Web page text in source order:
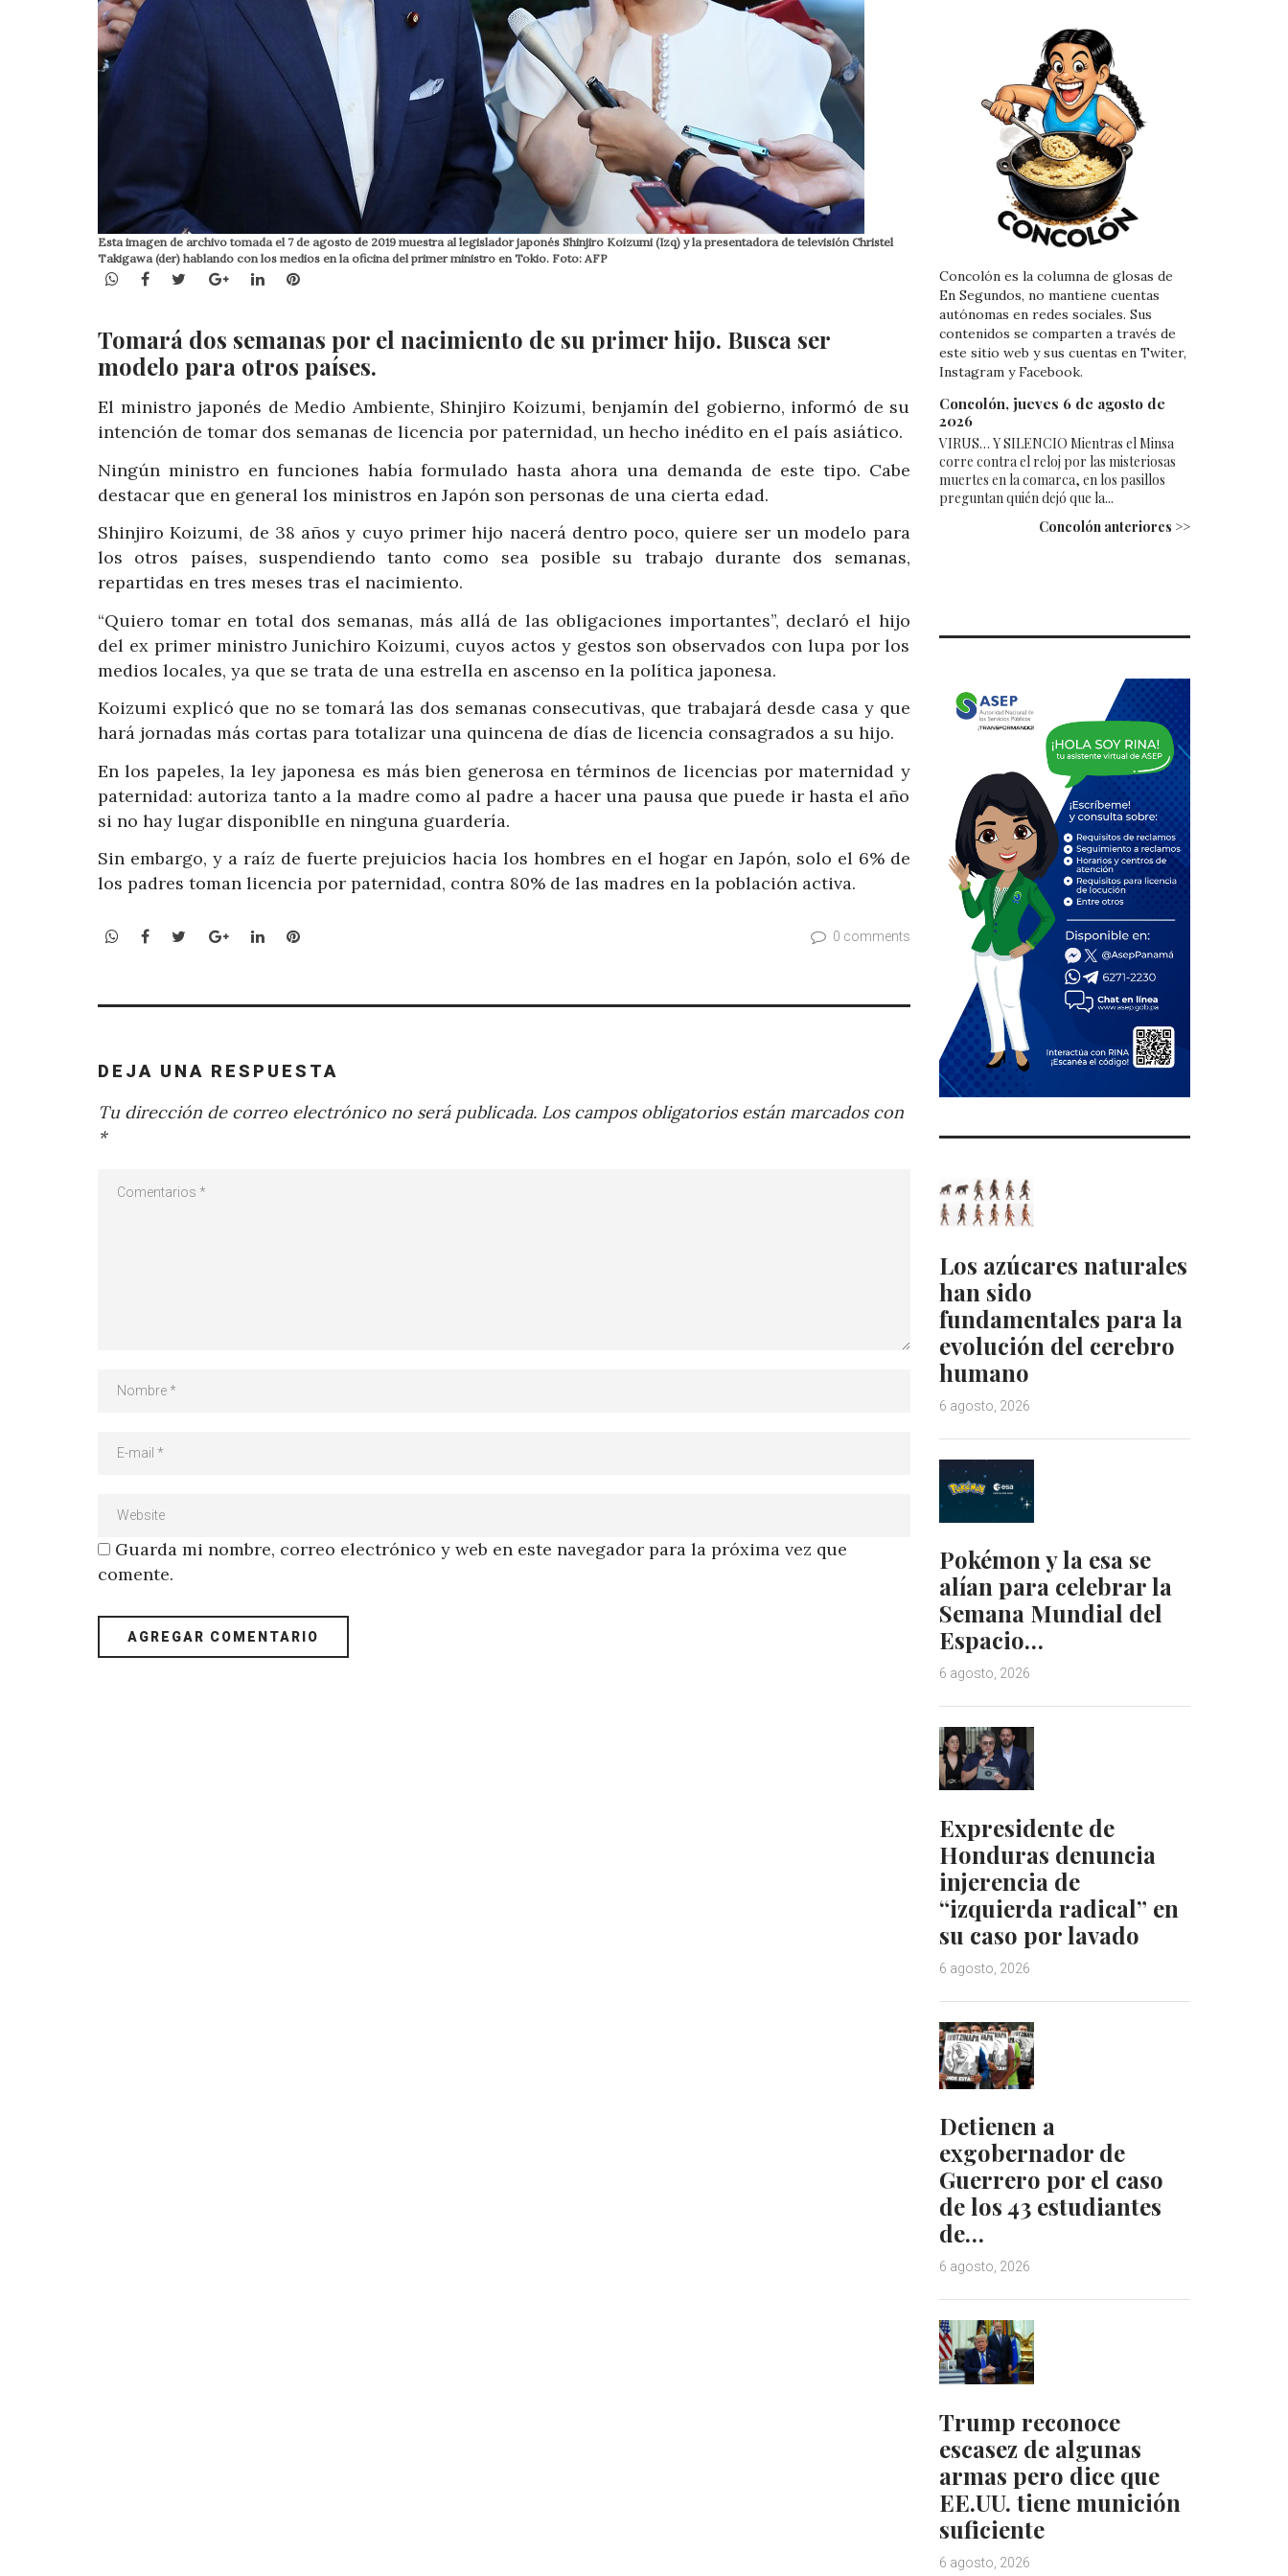
Esta imagen de archivo tomada el 7 de agosto de 2019 muestra al legislador japonés Shinjiro Koizumi (Izq) y la presentadora de televisión Christel
Takigawa (der) hablando con los medios en la oficina del primer ministro en Tokio. Foto: AFP
WhatsApp
Facebook
TwitterGoogle+LinkedInPinterest
Tomará dos semanas por el nacimiento de su primer hijo. Busca ser
modelo para otros países.
El ministro japonés de Medio Ambiente, Shinjiro Koizumi, benjamín del gobierno, informó de su
intención de tomar dos semanas de licencia por paternidad, un hecho inédito en el país asiático.
Ningún ministro en funciones había formulado hasta ahora una demanda de este tipo. Cabe
destacar que en general los ministros en Japón son personas de una cierta edad.
Shinjiro Koizumi, de 38 años y cuyo primer hijo nacerá dentro poco, quiere ser un modelo para
los otros países, suspendiendo tanto como sea posible su trabajo durante dos semanas,
repartidas en tres meses tras el nacimiento.
“Quiero tomar en total dos semanas, más allá de las obligaciones importantes”, declaró el hijo
del ex primer ministro Junichiro Koizumi, cuyos actos y gestos son observados con lupa por los
medios locales, ya que se trata de una estrella en ascenso en la política japonesa.
Koizumi explicó que no se tomará las dos semanas consecutivas, que trabajará desde casa y que
hará jornadas más cortas para totalizar una quincena de días de licencia consagrados a su hijo.
En los papeles, la ley japonesa es más bien generosa en términos de licencias por maternidad y
paternidad: autoriza tanto a la madre como al padre a hacer una pausa que puede ir hasta el año
si no hay lugar disponiblle en ninguna guardería.
Sin embargo, y a raíz de fuerte prejuicios hacia los hombres en el hogar en Japón, solo el 6% de
los padres toman licencia por paternidad, contra 80% de las madres en la población activa.
WhatsApp
Facebook
TwitterGoogle+LinkedInPinterest 0 comments
DEJA UNA RESPUESTA
Tu dirección de correo electrónico no será publicada. Los campos obligatorios están marcados con
*
Guarda mi nombre, correo electrónico y web en este navegador para la próxima vez que
comente.
Concolón es la columna de glosas de
En Segundos, no mantiene cuentas
autónomas en redes sociales. Sus
contenidos se comparten a través de
este sitio web y sus cuentas en Twiter,
Instagram y Facebook.
Concolón, jueves 6 de agosto de
2026
VIRUS… Y SILENCIO Mientras el Minsa
corre contra el reloj por las misteriosas
muertes en la comarca, en los pasillos
preguntan quién dejó que la...
Concolón anteriores >>
Los azúcares naturales
han sido
fundamentales para la
evolución del cerebro
humano
6 agosto, 2026
Pokémon y la esa se
alían para celebrar la
Semana Mundial del
Espacio…
6 agosto, 2026
Expresidente de
Honduras denuncia
injerencia de
“izquierda radical” en
su caso por lavado
6 agosto, 2026
Detienen a
exgobernador de
Guerrero por el caso
de los 43 estudiantes
de…
6 agosto, 2026
Trump reconoce
escasez de algunas
armas pero dice que
EE.UU. tiene munición
suficiente
6 agosto, 2026